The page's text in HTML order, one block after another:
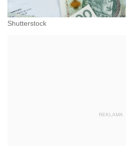
Shutterstock